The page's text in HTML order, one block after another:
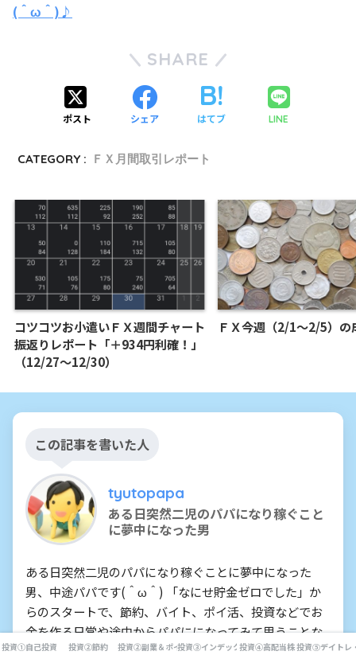
(＾ω＾)♪
SHARE
ポスト シェア はてブ LINE
CATEGORY : ＦＸ月間取引レポート
コツコツお小遣いＦＸ週間チャート
振返りレポート「＋934円利確！」
（12/27～12/30）
ＦＸ今週（2/1～2/5）の
この記事を書いた人
tyutopapa
ある日突然二児のパパになり稼ぐこと
に夢中になった男
ある日突然二児のパパになり稼ぐことに夢中になった
男、中途パパです(＾ω＾) 「なにせ貯金ゼロでした」か
らのスタートで、節約、バイト、ポイ活、投資などでお
金を作る日常や途中からパパにになってみて思うことな
どをつづっていきます！
投資①自己投資 投資②節約 投資②副業＆ポイ活投資③インデックス投資投資④高配当株投資⑤デイトレ